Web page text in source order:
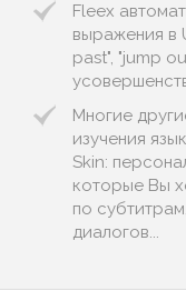
Fleex
выражения в
past", "jump
Многие
изучения
Skin:
которые Вы
по
диалогов...